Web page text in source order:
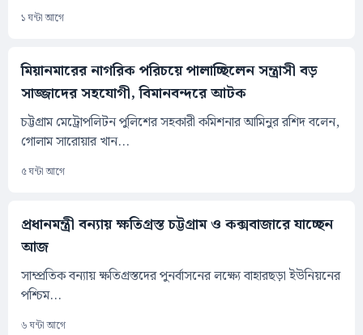
১ ঘন্টা আগে
মিয়ানমারের নাগরিক পরিচয়ে পালাচ্ছিলেন সন্ত্রাসী বড়
সাজ্জাদের সহযোগী, বিমানবন্দরে আটক
চট্টগ্রাম মেট্রোপলিটন পুলিশের সহকারী কমিশনার আমিনুর রশিদ বলেন,
গোলাম সারোয়ার খান...
৫ ঘন্টা আগে
প্রধানমন্ত্রী বন্যায় ক্ষতিগ্রস্ত চট্টগ্রাম ও কক্সবাজারে যাচ্ছেন
আজ
সাম্প্রতিক বন্যায় ক্ষতিগ্রস্তদের পুনর্বাসনের লক্ষ্যে বাহারছড়া ইউনিয়নের
পশ্চিম...
৬ ঘন্টা আগে